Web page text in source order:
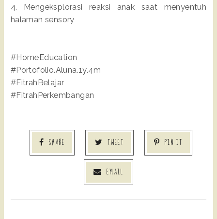
4. Mengeksplorasi reaksi anak saat menyentuh
halaman sensory
#HomeEducation
#Portofolio.Aluna.1y.4m
#FitrahBelajar
#FitrahPerkembangan
SHARE TWEET PIN IT
EMAIL